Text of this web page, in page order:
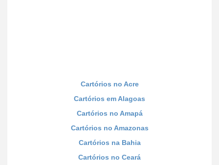
Cartórios no Acre
Cartórios em Alagoas
Cartórios no Amapá
Cartórios no Amazonas
Cartórios na Bahia
Cartórios no Ceará